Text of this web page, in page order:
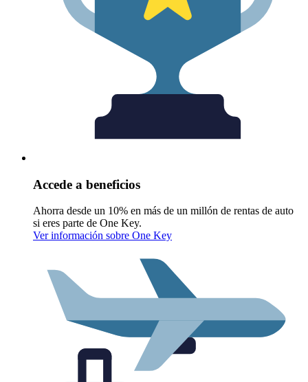
Accede a beneficios
Ahorra desde un 10% en más de un millón de rentas de auto
si eres parte de One Key.
Ver información sobre One Key